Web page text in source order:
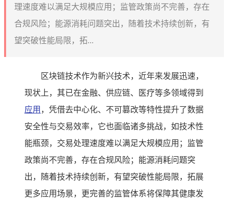
理速度难以满足大规模应用；监管政策尚不完善，存在
合规风险；能源消耗问题突出，随着技术持续创新，有
望突破性能局限，拓...
区块链技术作为新兴技术，近年来发展迅速，
现状上，其已在金融、供应链、医疗等多领域得到
应用 ，凭借去中心化、不可篡改等特性提升了数据
安全性与交易效率，它也面临诸多挑战，如技术性
能瓶颈，交易处理速度难以满足大规模应用；监管
政策尚不完善，存在合规风险；能源消耗问题突
出，随着技术持续创新，有望突破性能局限，拓展
更多应用场景，更完善的监管体系将保障其健康发